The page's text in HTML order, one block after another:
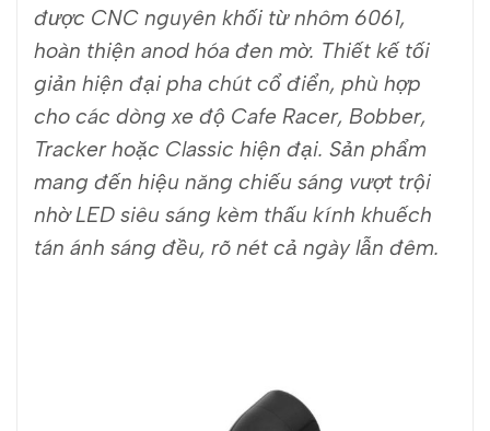
được CNC nguyên khối từ nhôm 6061,
hoàn thiện anod hóa đen mờ. Thiết kế tối
giản hiện đại pha chút cổ điển, phù hợp
cho các dòng xe độ Cafe Racer, Bobber,
Tracker hoặc Classic hiện đại. Sản phẩm
mang đến hiệu năng chiếu sáng vượt trội
nhờ LED siêu sáng kèm thấu kính khuếch
tán ánh sáng đều, rõ nét cả ngày lẫn đêm.